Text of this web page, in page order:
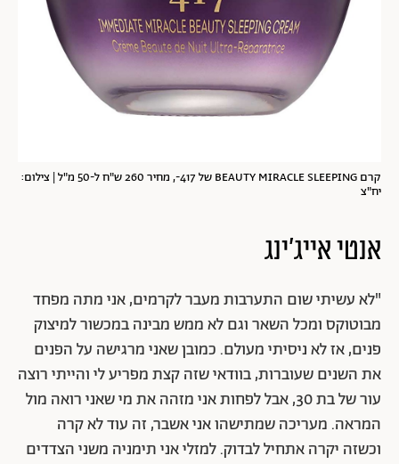
קרם BEAUTY MIRACLE SLEEPING של 417-, מחיר 260 ש"ח ל-50 מ"ל | צילום:
יח"צ
אנטי אייג'ינג
"לא עשיתי שום התערבות מעבר לקרמים,אני מתה מפחד
מבוטוקס ומכל השאר וגם לא ממש מבינה במכשור למיצוק
פנים, אז לא ניסיתי מעולם. כמובן שאני מרגישה על הפנים
את השנים שעוברות, בוודאי שזה קצת מפריע לי והייתי רוצה
עור של בת 30, אבל לפחות אני מזהה את מי שאני רואה מול
המראה. מעריכה שמתישהו אני אשבר, זה עוד לא קרה
וכשזה יקרה אתחיל לבדוק. למזלי אני תימניה משני הצדדים